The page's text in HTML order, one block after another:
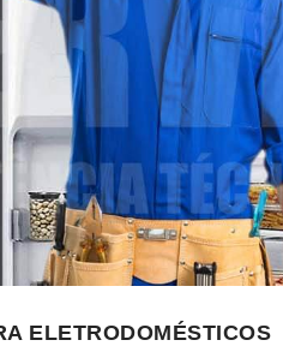
ELETRODOMÉSTICOS